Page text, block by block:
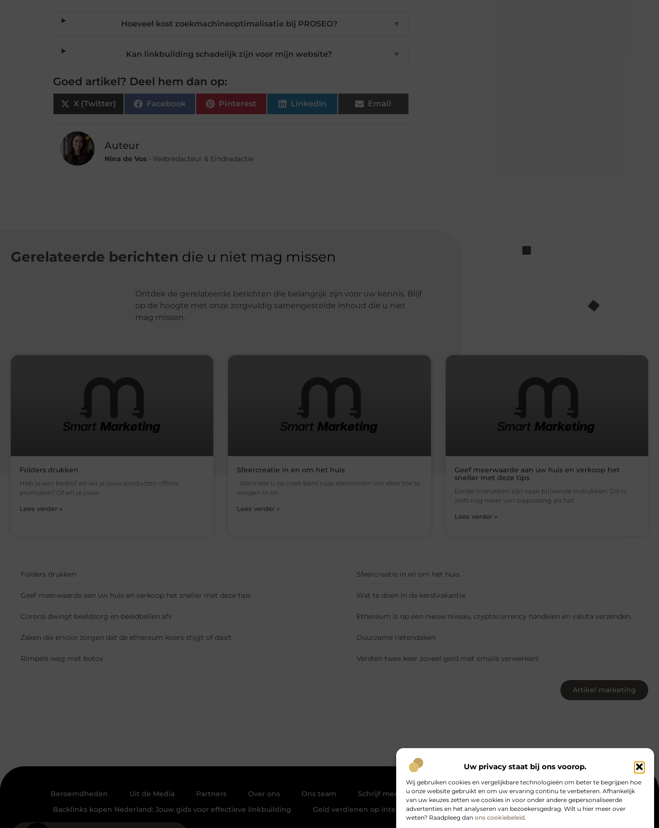
Uw privacy staat bij ons voorop.
Wij gebruiken cookies en vergelijkbare technologieën om beter te begrijpen hoe
u onze website gebruikt en om uw ervaring continu te verbeteren. Afhankelijk
van uw keuzes zetten we cookies in voor onder andere gepersonaliseerde
advertenties en het analyseren van bezoekersgedrag. Wilt u hier meer over
weten? Raadpleeg dan ons cookiebeleid.
Hoeveel kost zoekmachineoptimalisatie bij PROSEO? ▼
Kan linkbuilding schadelijk zijn voor mijn website? ▼
Goed artikel? Deel hem dan op:
X (Twitter) Facebook Pinterest LinkedIn Email
Auteur
Nina de Vos - Webredacteur & Eindredactie
Gerelateerde berichten die u niet mag missen
Ontdek de gerelateerde berichten die belangrijk zijn voor uw kennis. Blijf
op de hoogte met onze zorgvuldig samengestelde inhoud die u niet
mag missen.
Folders drukken
Heb je een bedrijf en wil je jouw producten offline
promoten? Of wil je jouw
Lees verder »
Sfeercreatie in en om het huis
Wanneer u op zoek bent naar elementen om sfeer toe te
voegen in en
Lees verder »
Geef meerwaarde aan uw huis en verkoop het
sneller met deze tips
Eerste indrukken zijn vaak blijvende indrukken. Dit is
zelfs nog meer van toepassing als het
Lees verder »
Folders drukken Sfeercreatie in en om het huis
Geef meerwaarde aan uw huis en verkoop het sneller met deze tips Wat te doen in de kerstvakantie
Corona dwingt beeldzorg en beeldbellen afv Ethereum is op een nieuw niveau, cryptocurrency handelen en valuta verzenden.
Zaken die ervoor zorgen dat de ethereum koers stijgt of daalt. Duurzame rietendaken
Rimpels weg met botox Verdien twee keer zoveel geld met emails verwerken!
Artikel marketing
Beroemdheden Uit de Media Partners Over ons Ons team Schrijf mee Contact Website index
Cookiebeleid (EU)
Backlinks kopen Nederland: Jouw gids voor effectieve linkbuilding
Geld verdienen op internet: Jouw complete gids om online inkomen te genereren